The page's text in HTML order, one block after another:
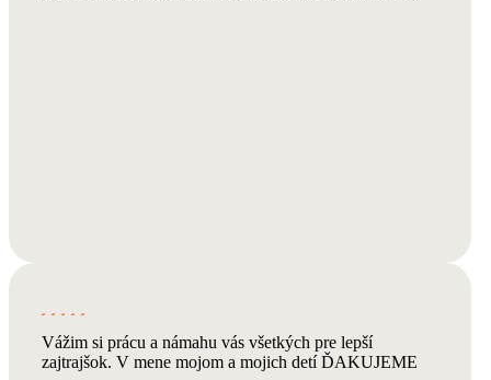
Vážim si prácu a námahu vás všetkých pre lepší
zajtrajšok. V mene mojom a mojich detí ĎAKUJEME